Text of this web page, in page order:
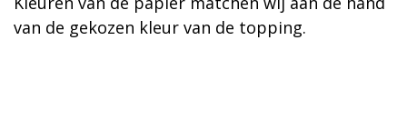
van de gekozen kleur van de topping.